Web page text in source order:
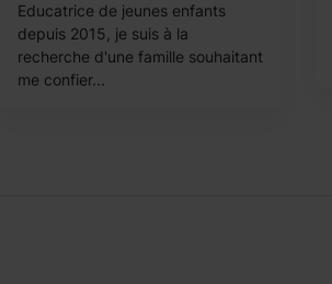
Educatrice de jeunes enfants
depuis 2015, je suis à la
recherche d'une famille souhaitant
me confier...